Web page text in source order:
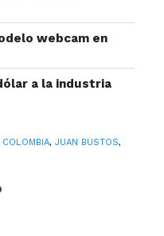
humanos hemos
sistema de vida.
los perros,
también hay
los animales
webcam en
a la industria
COLOMBIA, JUAN BUSTOS,